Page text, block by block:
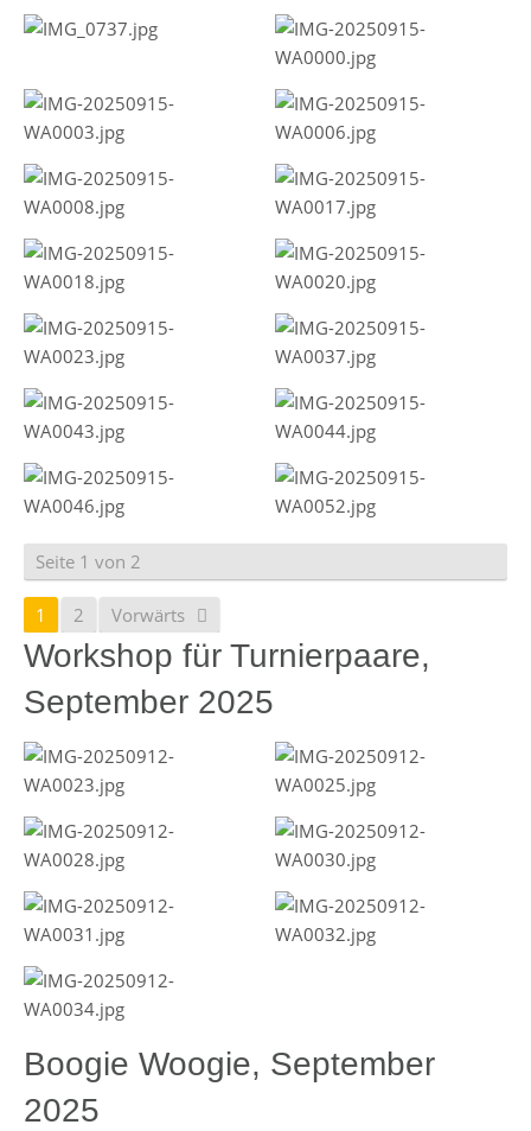
Seite 1 von 2
1 2 Vorwärts
Workshop für Turnierpaare,
September 2025
Boogie Woogie, September
2025